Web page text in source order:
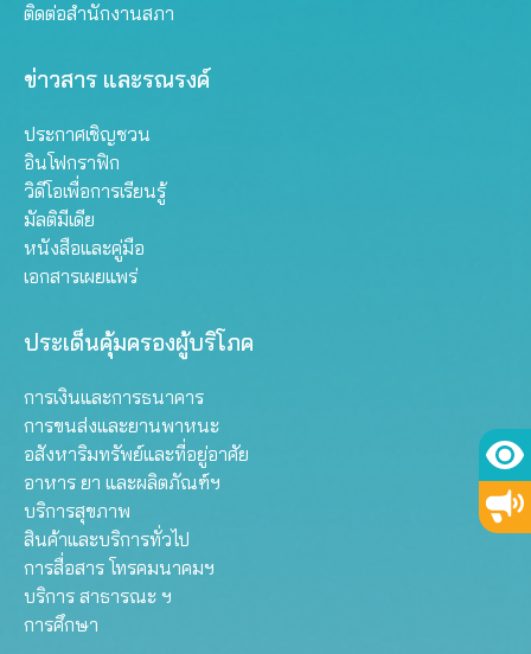
ติดต่อสำนักงานสภา
ข่าวสาร และรณรงค์
ประกาศเชิญชวน
อินโฟกราฟิก
วิดีโอเพื่อการเรียนรู้
มัลติมีเดีย
หนังสือและคู่มือ
เอกสารเผยแพร่
ประเด็นคุ้มครองผู้บริโภค
การเงินและการธนาคาร
การขนส่งและยานพาหนะ
อสังหาริมทรัพย์และที่อยู่อาศัย
อาหาร ยา และผลิตภัณฑ์ฯ
บริการสุขภาพ
สินค้าและบริการทั่วไป
การสื่อสาร โทรคมนาคมฯ
บริการ สาธารณะ ฯ
การศึกษา